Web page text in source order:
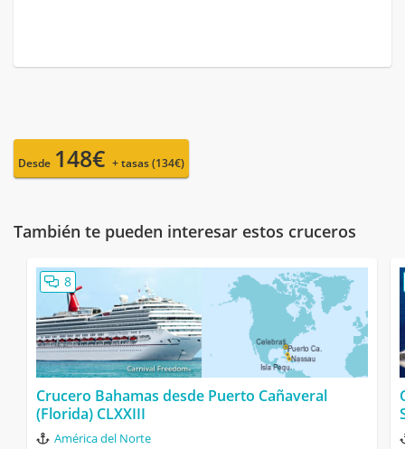
Desde 148€ + tasas (134€)
También te pueden interesar estos cruceros
8
Crucero Bahamas desde Puerto Cañaveral
(Florida) CLXXIII
América del Norte